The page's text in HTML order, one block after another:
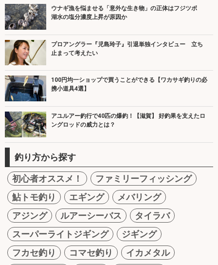
ウナギ漁を悩ませる「意外な生き物」の正体はフジツボ
湖水の塩分濃度上昇が原因か
プロアングラー『児島玲子』引退単独インタビュー 立ち
止まって考えたい
100円均一ショップで買うことができる【ワカサギ釣りの必
携小道具4選】
アユルアー釣行で40匹の爆釣！【滋賀】 好釣果を支えたロ
ングロッドの威力とは？
釣り方から探す
初心者オススメ！
ファミリーフィッシング
鮎トモ釣り
エギング
メバリング
アジング
ルアーシーバス
タイラバ
スーパーライトジギング
ジギング
フカセ釣り
コマセ釣り
イカメタル